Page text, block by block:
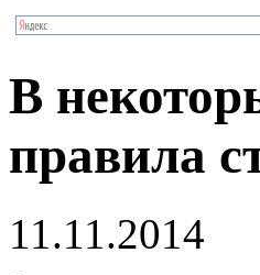
В
правила
11.11.2014